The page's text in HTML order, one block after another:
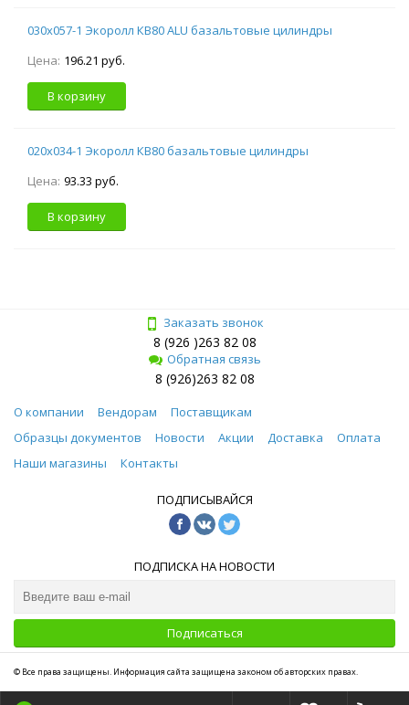
030х057-1 Экоролл КВ80 ALU базальтовые цилиндры
Цена: 196.21 руб.
В корзину
020х034-1 Экоролл КВ80 базальтовые цилиндры
Цена: 93.33 руб.
В корзину
Заказать звонок
8 (926 )263 82 08
Обратная связь
8 (926)263 82 08
О компании Вендорам
Поставщикам
Образцы документов
Новости Акции Доставка
Оплата
Наши магазины
Контакты
ПОДПИСЫВАЙСЯ
ПОДПИСКА НА НОВОСТИ
Подписаться
© Все права защищены. Информация сайта защищена законом об авторских правах.